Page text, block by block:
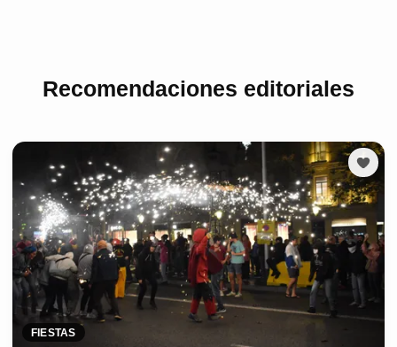
Recomendaciones editoriales
FIESTAS